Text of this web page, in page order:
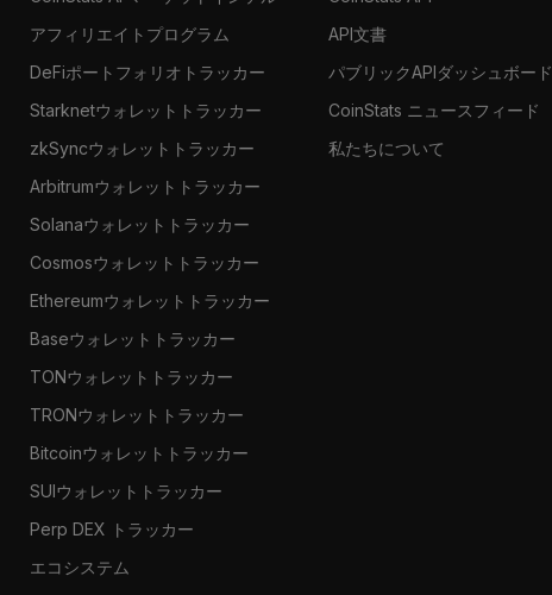
アフィリエイトプログラム
DeFiポートフォリオトラッカー
Starknetウォレットトラッカー
zkSyncウォレットトラッカー
Arbitrumウォレットトラッカー
Solanaウォレットトラッカー
Cosmosウォレットトラッカー
Ethereumウォレットトラッカー
Baseウォレットトラッカー
TONウォレットトラッカー
TRONウォレットトラッカー
Bitcoinウォレットトラッカー
SUIウォレットトラッカー
Perp DEX トラッカー
エコシステム
API文書
パブリックAPIダッシュボード
CoinStats ニュースフィード
私たちについて